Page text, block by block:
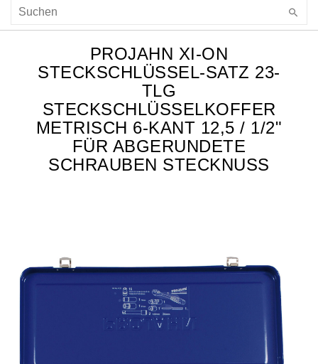
PROJAHN XI-ON
STECKSCHLÜSSEL-SATZ 23-
TLG
STECKSCHLÜSSELKOFFER
METRISCH 6-KANT 12,5 / 1/2"
FÜR ABGERUNDETE
SCHRAUBEN STECKNUSS